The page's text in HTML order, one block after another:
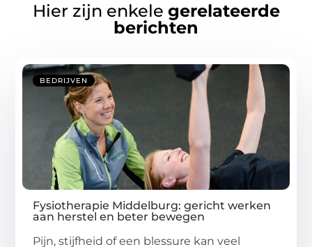
Hier zijn enkele gerelateerde
berichten
BEDRIJVEN
Fysiotherapie Middelburg: gericht werken
aan herstel en beter bewegen
Pijn, stijfheid of een blessure kan veel